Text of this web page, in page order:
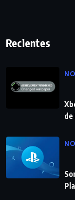
Recientes